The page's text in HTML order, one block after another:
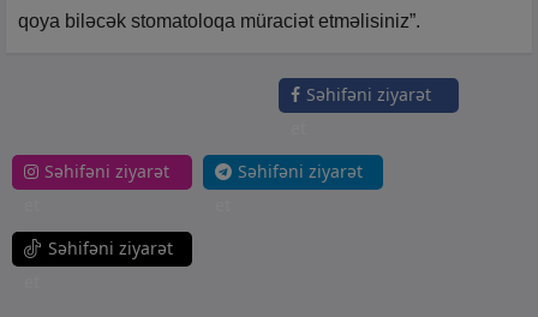
qoya biləcək stomatoloqa müraciət etməlisiniz”.
Səhifəni ziyarət
Səhifəni ziyarət
Səhifəni ziyarət
Səhifəni ziyarət